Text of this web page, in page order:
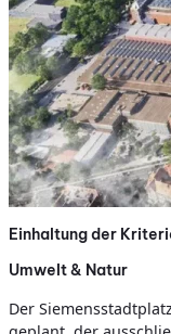
Einhaltung der
Umwelt & Natur
Der